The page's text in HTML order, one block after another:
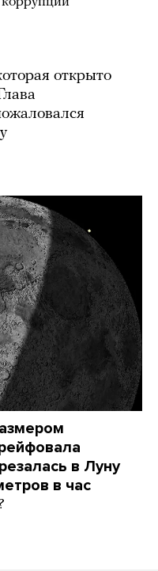
открыто
в Луну
в час